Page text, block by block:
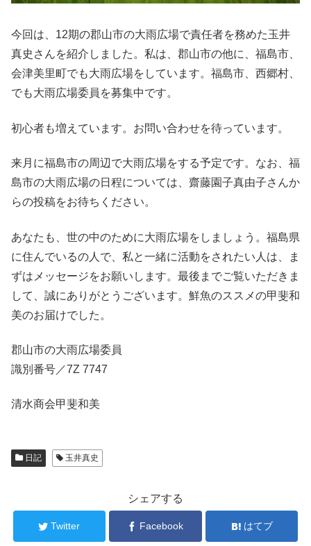
今回は、12期の郡山市の大雨広場で責任者を務めた玉井
真史さんを紹介しました。私は、郡山市の他に、福島市、
会津美里町でも大雨広場をしています。福島市、西郷村、
でも大雨広場委員を募集中です。
初心者も増えています。お問い合わせを待っています。
来月に福島市の周辺で大雨広場をする予定です。なお、福
島市の大雨広場の日程については、齋藤園子真由子さんか
らの投稿をお待ちください。
あなたも、世の中のために大雨広場をしましょう。福島県
に住んでいるの人で、私と一緒に活動をされたい人は、ま
ずはメッセージをお願いします。最後までご覧いただきま
して、誠にありがとうございます。鮮魚のススメの甲斐和
美のお届けでした。
郡山市の大雨広場委員
識別番号／7Z 7747
清水商会甲斐和美
日記 玉井真史
シェアする
Twitter Facebook はてブ